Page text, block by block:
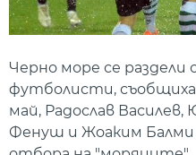
Черно море се
футболисти,
май, Радослав Василев,
Фенуш и Жоаким Балми